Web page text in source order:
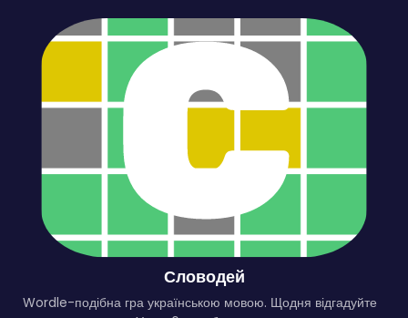
Словодей
Wordle-подібна гра українською мовою. Щодня відгадуйте